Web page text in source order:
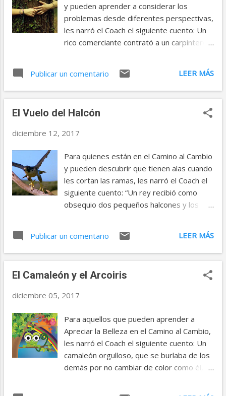
y pueden aprender a considerar los
problemas desde diferentes perspectivas,
les narró el Coach el siguiente cuento: Un
rico comerciante contrató a un carpintero
personas a las que les gusta tener todo
bajo control y le preocupaba que el trabajo
casa, para ver cómo iban las obras. Al final
carpintero había trabajado mucho, a pesar
Para completar el día de mala suerte, el
coche también se negó a funcionar así que
el empresario se ofreció para llevarle a
casa. El carpintero no habló durante todo
el trayecto, visiblemente enojado y
que había tenido a lo largo del día. Sin
conocer a su familia y a cenar, pero antes
de abrir la puerta, se detuvo delante de ...
Publicar un comentario LEER MÁS
El Vuelo del Halcón
diciembre 12, 2017
Para quienes están en el Camino al Cambio
y pueden descubrir que tienen alas cuando
les cortan las ramas, les narró el Coach el
siguiente cuento: “Un rey recibió como
obsequio dos pequeños halcones y los
maestro le informó al rey que uno de los
halcones estaba perfectamente, pero que
había movido de la rama donde lo dejó,
llamar a curanderos y sanadores para que
volar. Al día siguiente el monarca decidió
comunicar a su pueblo que ofrecería una
recompensa a la persona que hiciera
volar al halcón. A la mañana siguiente, vio al
halcón volando ágilmente por los jardines.
Publicar un comentario LEER MÁS
El Camaleón y el Arcoiris
diciembre 05, 2017
Para aquellos que pueden aprender a
Apreciar la Belleza en el Camino al Cambio,
les narró el Coach el siguiente cuento: Un
camaleón orgulloso, que se burlaba de los
demás por no cambiar de color como él,